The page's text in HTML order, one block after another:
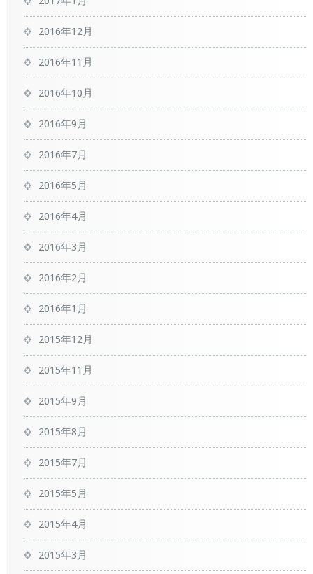
2016年12月
2016年11月
2016年10月
2016年9月
2016年7月
2016年5月
2016年4月
2016年3月
2016年2月
2016年1月
2015年12月
2015年11月
2015年9月
2015年8月
2015年7月
2015年5月
2015年4月
2015年3月